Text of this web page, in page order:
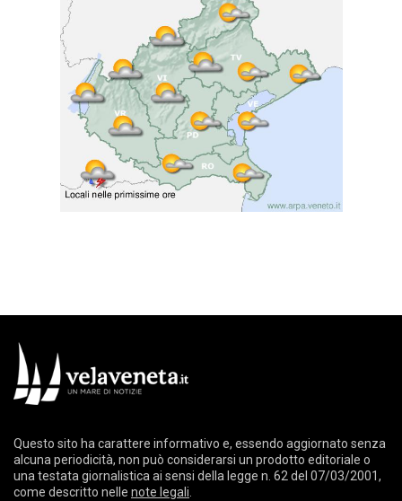
Questo sito ha carattere informativo e, essendo aggiornato senza
alcuna periodicità, non può considerarsi un prodotto editoriale o
una testata giornalistica ai sensi della legge n. 62 del 07/03/2001,
come descritto nelle note legali